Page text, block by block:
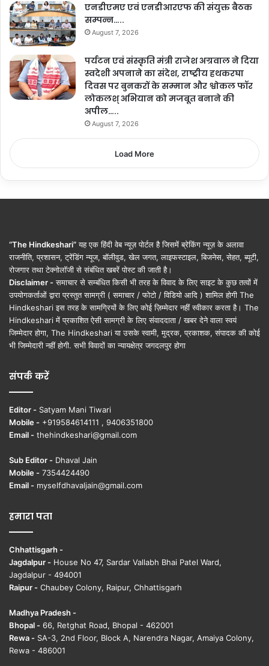
एनडीएमए एवं एनडीआरएफ की संयुक्त बैठक
सम्पन्न…..
August 7, 2026
पर्यटन एवं संस्कृति मंत्री राजेश अग्रवाल ने दिया
स्वदेशी अपनाने का संदेश, राष्ट्रीय हथकरघा
दिवस पर बुनकरों के सम्मान और श्वोकल फॉर
लोकलश् अभियान को मजबूत बनाने की
अपील…..
August 7, 2026
Load More
“The Hindkeshari”यह एक हिंदी वेब न्यूज़ पोर्टल है जिसमें ब्रेकिंग न्यूज़ के अलावा
राजनीति, प्रशासन, ट्रेंडिंग न्यूज, बॉलीवुड, खेल जगत, लाइफस्टाइल, बिजनेस, सेहत, ब्यूटी,
रोजगार तथा टेक्नोलॉजी से संबंधित खबरें पोस्ट की जाती है।
Disclaimer - समाचार से सम्बंधित किसी भी तरह के विवाद के लिए साइट के कुछ तत्वों में
उपयोगकर्ताओं द्वारा प्रस्तुत सामग्री ( समाचार / फोटो / विडियो आदि ) शामिल होगी The
Hindkeshari इस तरह के सामग्रियों के लिए कोई ज़िम्मेदार नहीं स्वीकार करता है। The
Hindkeshari में प्रकाशित ऐसी सामग्री के लिए संवाददाता / खबर देने वाला स्वयं
जिम्मेदार होगा, The Hindkeshari या उसके स्वामी, मुद्रक, प्रकाशक, संपादक की कोई
भी जिम्मेदारी नहीं होगी. सभी विवादों का न्यायक्षेत्र जगदलपुर होगा
संपर्क करें
Editor - Satyam Mani Tiwari
Mobile - +919584614111 , 9406351800
Email - thehindkeshari@gmail.com
Sub Editor - Dhaval Jain
Mobile - 7354424490
Email - myselfdhavaljain@gmail.com
हमारा पता
Chhattisgarh -
Jagdalpur - House No 47, Sardar Vallabh Bhai Patel Ward,
Jagdalpur - 494001
Raipur - Chaubey Colony, Raipur, Chhattisgarh
Madhya Pradesh -
Bhopal - 66, Retghat Road, Bhopal - 462001
Rewa - SA-3, 2nd Floor, Block A, Narendra Nagar, Amaiya Colony,
Rewa - 486001